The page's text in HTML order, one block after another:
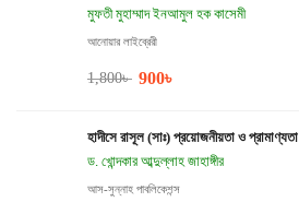
মুফতী মুহাম্মাদ ইনআমুল হক কাসেমী
আনোয়ার লাইব্রেরী
1,800৳ 900৳
হাদীসে রাসূল (সাঃ) প্রয়োজনীয়তা ও প্রামাণ্যতা
ড. খোন্দকার আব্দুল্লাহ জাহাঙ্গীর
আস-সুন্নাহ পাবলিকেশন্স